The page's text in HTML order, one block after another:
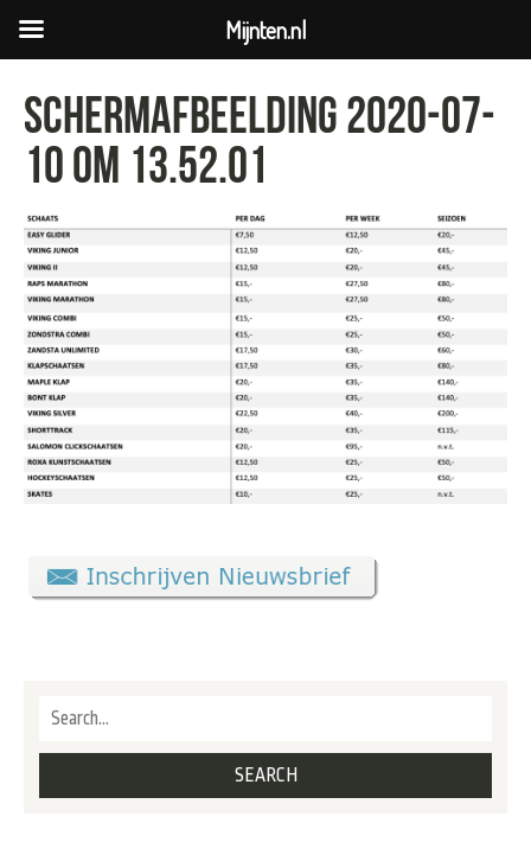
Schermafbeelding 2020-07-
10 om 13.52.01
Mijnten.nl